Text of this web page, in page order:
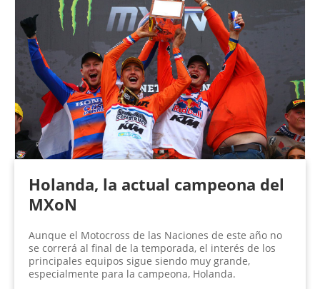
Holanda, la actual campeona del
MXoN
Aunque el Motocross de las Naciones de este año no
se correrá al final de la temporada, el interés de los
principales equipos sigue siendo muy grande,
especialmente para la campeona, Holanda.